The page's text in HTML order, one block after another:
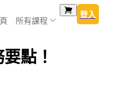
所有課程
登入
點！